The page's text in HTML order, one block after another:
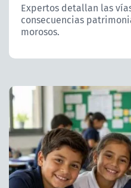
CANAL DE DENUNCIAS
Expertos detallan las
consecuencias
morosos.